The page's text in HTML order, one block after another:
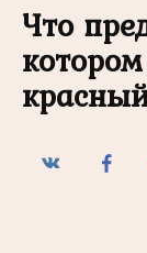
Что